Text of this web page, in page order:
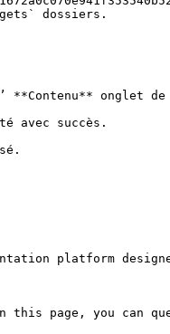
dossiers.
onglet de
avec succès.
platform
page, you can